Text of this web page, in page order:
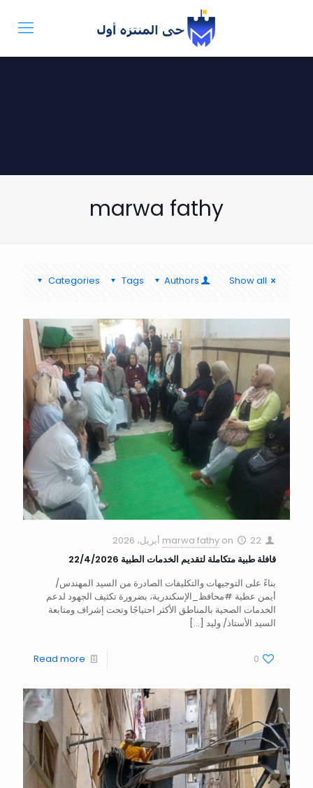
marwa fathy
Categories Tags Authors Show all
marwa fathy on
22 أبريل، 2026
قافلة طبية متكاملة لتقديم الخدمات الطبية 22/4/2026
بناءً على التوجيهات والتكليفات الصادرة من السيد المهندس/
أيمن عطية #محافظ_الإسكندرية، بضرورة تكثيف الجهود لدعم
الخدمات الصحية بالمناطق الأكثر احتياجًا وتحت إشراف ومتابعة
السيد الأستاذ/ وليد […]
0
Read more